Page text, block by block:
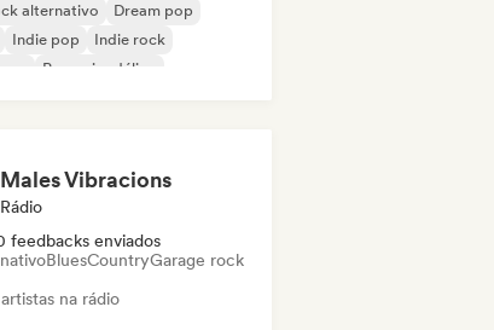
alternativo
Dream pop
Indie pop
Indie rock
Pop psicodélico
Males Vibracions
Rádio
feedbacks enviados
BluesCountryGarage rock
na rádio